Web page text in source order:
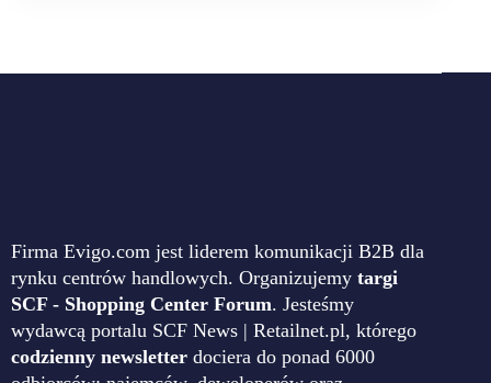
Firma Evigo.com jest liderem komunikacji B2B dla
rynku centrów handlowych. Organizujemy targi
SCF - Shopping Center Forum. Jesteśmy
wydawcą portalu SCF News | Retailnet.pl, którego
codzienny newsletter dociera do ponad 6000